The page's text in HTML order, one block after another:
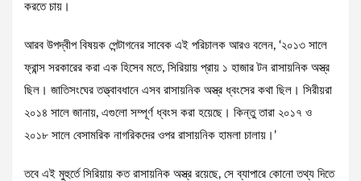
করতে চায়।
আরব উপদ্বীপ বিষয়ক পেন্টাগনের সাবেক এই পরিচালক আরও বলেন, ‘২০১৩ সালে
ফ্রান্স সরকারের করা এক হিসেব মতে, সিরিয়ায় প্রায় ১ হাজার টন রাসায়নিক অস্ত্র
ছিল। জাতিসংঘের তত্ত্বাবধানে এসব রাসায়নিক অস্ত্র ধ্বংসের কথা ছিল। সিরীয়রা
২০১৪ সালে জানায়, এগুলো সম্পূর্ণ ধ্বংস করা হয়েছে। কিন্তু তারা ২০১৭ ও
২০১৮ সালে বেসামরিক নাগরিকদের ওপর রাসায়নিক হামলা চালায়।’
তবে এই মুহুর্তে সিরিয়ায় কত রাসায়নিক অস্ত্র রয়েছে, সে ব্যাপারে কোনো তথ্য দিতে